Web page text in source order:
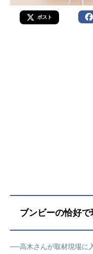
ポスト
ブンビーの恰好で
──高木さんが取材現場に